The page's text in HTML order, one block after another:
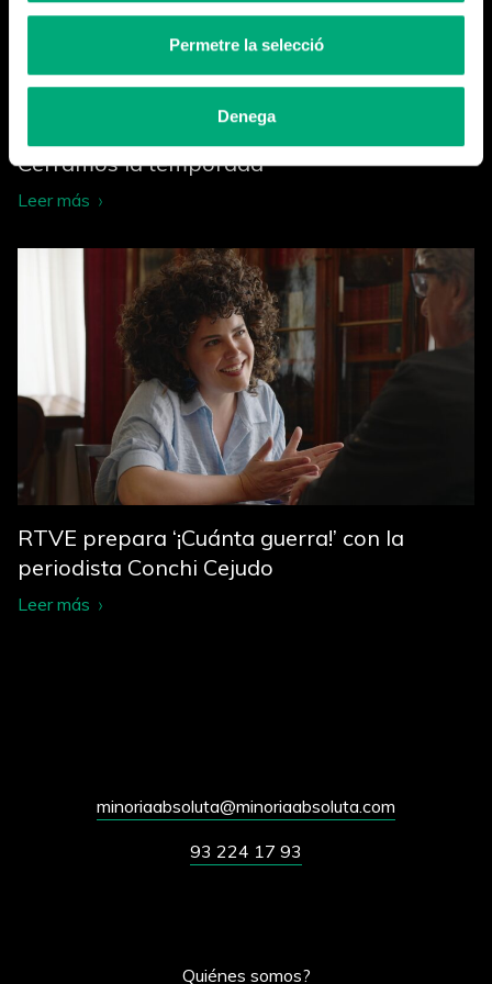
Permetre la selecció
Denega
Cerramos la temporada
Leer más
RTVE prepara ‘¡Cuánta guerra!’ con la
periodista Conchi Cejudo
Leer más
minoriaabsoluta@minoriaabsoluta.com
93 224 17 93
Quiénes somos?